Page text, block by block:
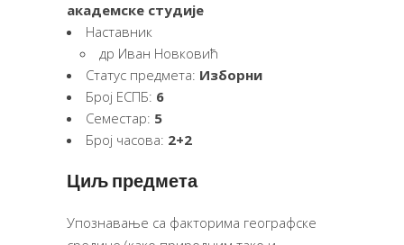
академске студије
Наставник
др Иван Новковић
Статус предмета: Изборни
Број ЕСПБ: 6
Семестар: 5
Број часова: 2+2
Циљ предмета
Упознавање са факторима географске